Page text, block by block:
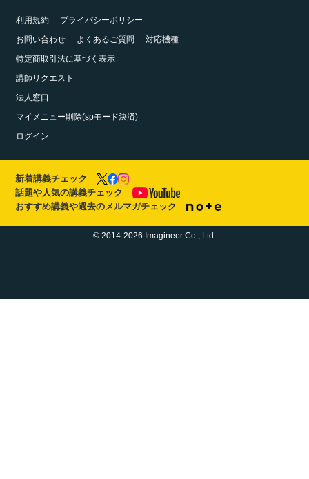
利用規約
プライバシーポリシー
お問い合わせ
よくあるご質問
対応機種
特定商取引法に基づく表示
講師リクエスト
法人窓口
マイメニュー削除(spモード決済)
ログイン
新着講義チェック
話題や人気の講義チェック
おすすめ講義や過去のメルマガチェック
© 2014-2026 Imagineer Co., Ltd.